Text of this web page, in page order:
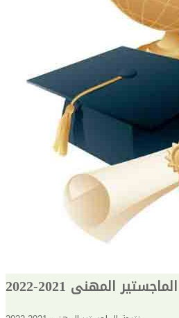
المهنى 2021-2022